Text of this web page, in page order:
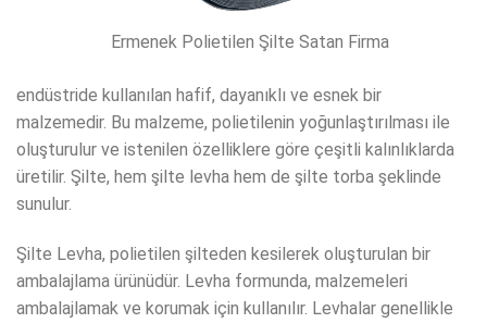
Ermenek Polietilen Şilte Satan Firma
endüstride kullanılan hafif, dayanıklı ve esnek bir
malzemedir. Bu malzeme, polietilenin yoğunlaştırılması ile
oluşturulur ve istenilen özelliklere göre çeşitli kalınlıklarda
üretilir. Şilte, hem şilte levha hem de şilte torba şeklinde
sunulur.
Şilte Levha, polietilen şilteden kesilerek oluşturulan bir
ambalajlama ürünüdür. Levha formunda, malzemeleri
ambalajlamak ve korumak için kullanılır. Levhalar genellikle